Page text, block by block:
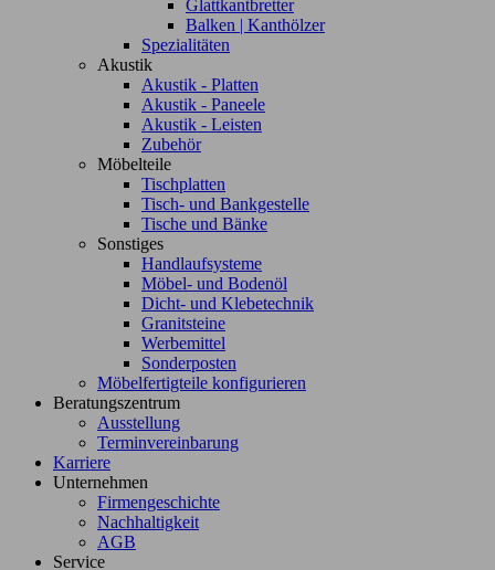
Glattkantbretter
Balken | Kanthölzer
Spezialitäten
Akustik
Akustik - Platten
Akustik - Paneele
Akustik - Leisten
Zubehör
Möbelteile
Tischplatten
Tisch- und Bankgestelle
Tische und Bänke
Sonstiges
Handlaufsysteme
Möbel- und Bodenöl
Dicht- und Klebetechnik
Granitsteine
Werbemittel
Sonderposten
Möbelfertigteile konfigurieren
Beratungszentrum
Ausstellung
Terminvereinbarung
Karriere
Unternehmen
Firmengeschichte
Nachhaltigkeit
AGB
Service